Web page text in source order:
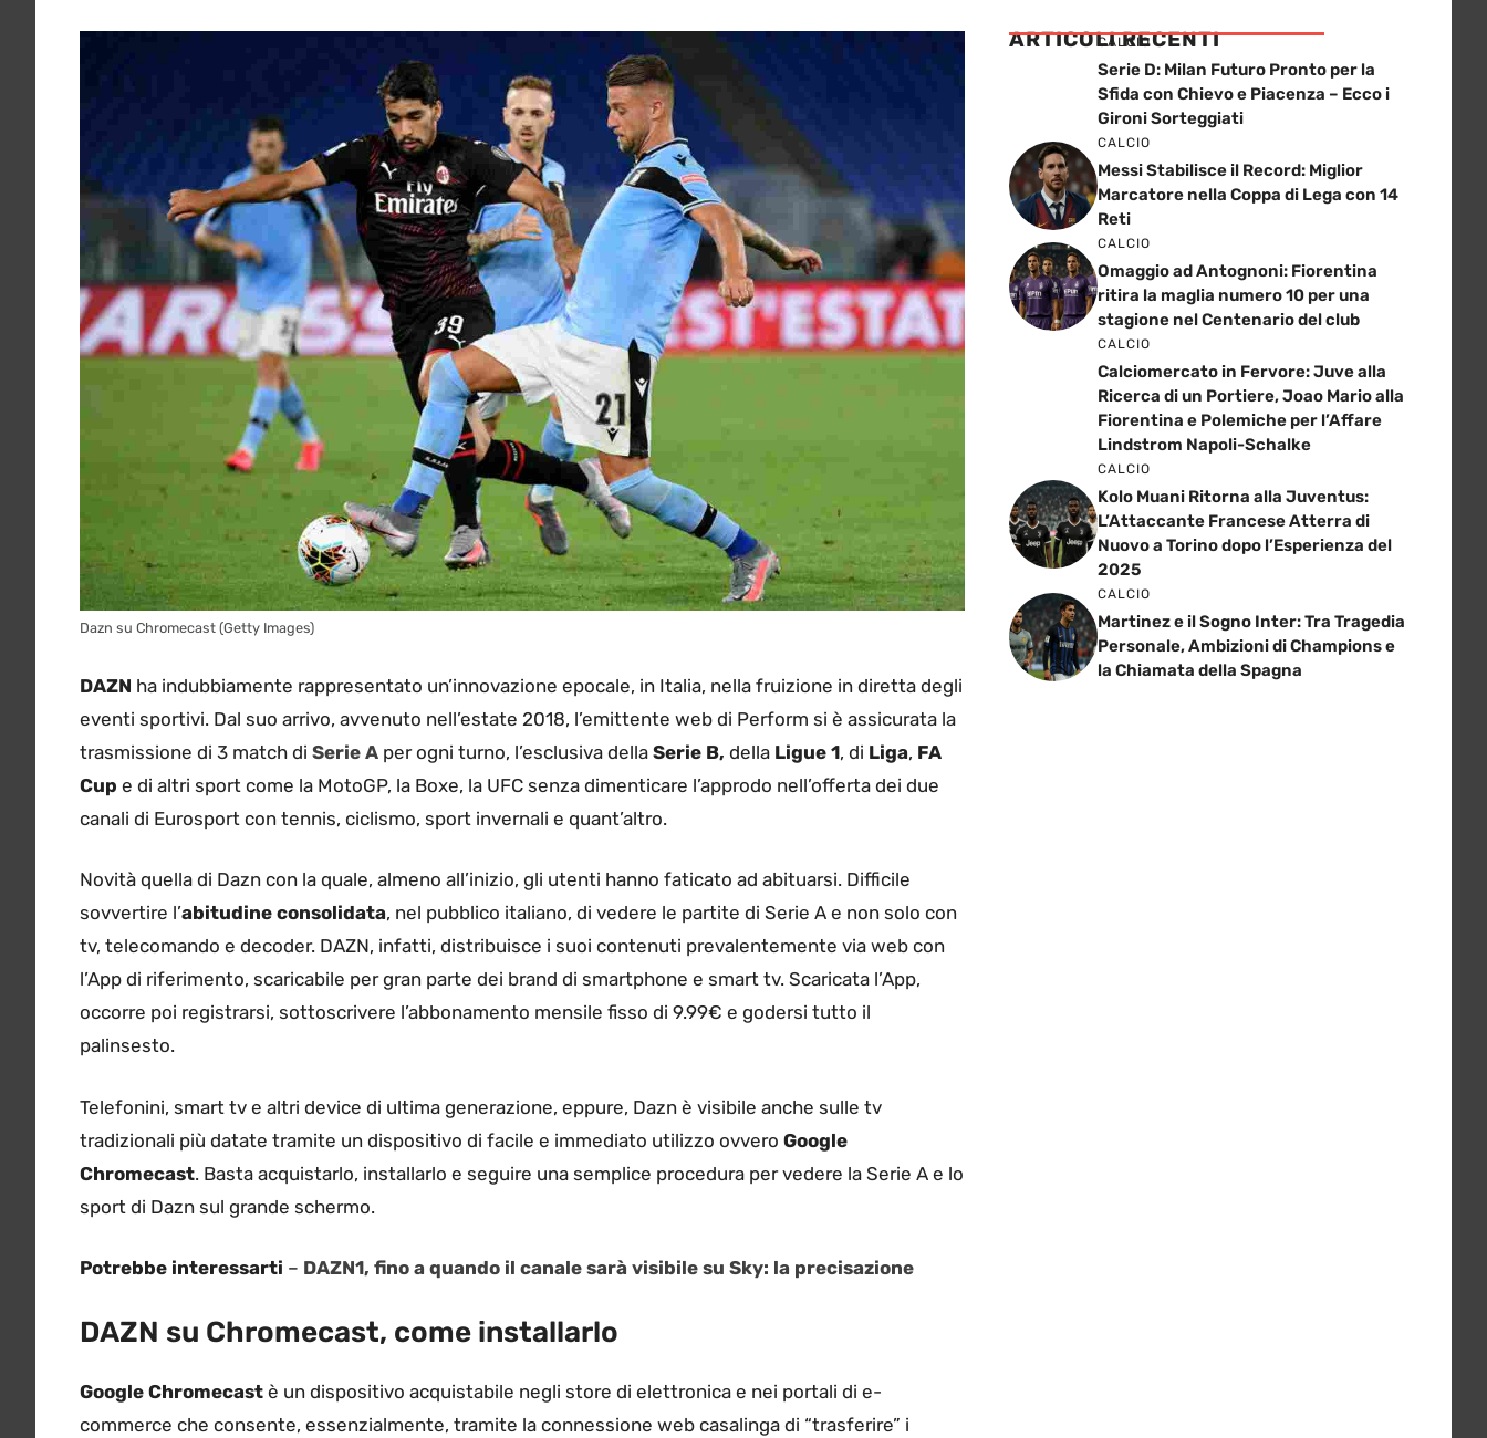
Dazn su Chromecast (Getty Images)
DAZN ha indubbiamente rappresentato un’innovazione epocale, in Italia, nella fruizione in diretta degli
eventi sportivi. Dal suo arrivo, avvenuto nell’estate 2018, l’emittente web di Perform si è assicurata la
trasmissione di 3 match di Serie A per ogni turno, l’esclusiva della Serie B, della Ligue 1, di Liga, FA
Cup e di altri sport come la MotoGP, la Boxe, la UFC senza dimenticare l’approdo nell’offerta dei due
canali di Eurosport con tennis, ciclismo, sport invernali e quant’altro.
Novità quella di Dazn con la quale, almeno all’inizio, gli utenti hanno faticato ad abituarsi. Difficile
sovvertire l’abitudine consolidata, nel pubblico italiano, di vedere le partite di Serie A e non solo con
tv, telecomando e decoder. DAZN, infatti, distribuisce i suoi contenuti prevalentemente via web con
l’App di riferimento, scaricabile per gran parte dei brand di smartphone e smart tv. Scaricata l’App,
occorre poi registrarsi, sottoscrivere l’abbonamento mensile fisso di 9.99€ e godersi tutto il
palinsesto.
Telefonini, smart tv e altri device di ultima generazione, eppure, Dazn è visibile anche sulle tv
tradizionali più datate tramite un dispositivo di facile e immediato utilizzo ovvero Google
Chromecast. Basta acquistarlo, installarlo e seguire una semplice procedura per vedere la Serie A e lo
sport di Dazn sul grande schermo.
Potrebbe interessarti – DAZN1, fino a quando il canale sarà visibile su Sky: la precisazione
DAZN su Chromecast, come installarlo
Google Chromecast è un dispositivo acquistabile negli store di elettronica e nei portali di e-
commerce che consente, essenzialmente, tramite la connessione web casalinga di “trasferire” i
ARTICOLI RECENTI
CALCIO
Serie D: Milan Futuro Pronto per la
Sfida con Chievo e Piacenza – Ecco i
Gironi Sorteggiati
CALCIO
Messi Stabilisce il Record: Miglior
Marcatore nella Coppa di Lega con 14
Reti
CALCIO
Omaggio ad Antognoni: Fiorentina
ritira la maglia numero 10 per una
stagione nel Centenario del club
CALCIO
Calciomercato in Fervore: Juve alla
Ricerca di un Portiere, Joao Mario alla
Fiorentina e Polemiche per l’Affare
Lindstrom Napoli-Schalke
CALCIO
Kolo Muani Ritorna alla Juventus:
L’Attaccante Francese Atterra di
Nuovo a Torino dopo l’Esperienza del
2025
CALCIO
Martinez e il Sogno Inter: Tra Tragedia
Personale, Ambizioni di Champions e
la Chiamata della Spagna